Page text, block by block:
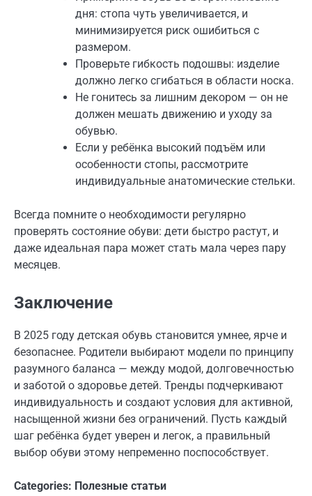
дня: стопа чуть увеличивается, и
минимизируется риск ошибиться с
размером.
Проверьте гибкость подошвы: изделие
должно легко сгибаться в области носка.
Не гонитесь за лишним декором — он не
должен мешать движению и уходу за
обувью.
Если у ребёнка высокий подъём или
особенности стопы, рассмотрите
индивидуальные анатомические стельки.
Всегда помните о необходимости регулярно
проверять состояние обуви: дети быстро растут, и
даже идеальная пара может стать мала через пару
месяцев.
Заключение
В 2025 году детская обувь становится умнее, ярче и
безопаснее. Родители выбирают модели по принципу
разумного баланса — между модой, долговечностью
и заботой о здоровье детей. Тренды подчеркивают
индивидуальность и создают условия для активной,
насыщенной жизни без ограничений. Пусть каждый
шаг ребёнка будет уверен и легок, а правильный
выбор обуви этому непременно поспособствует.
Categories: Полезные статьи